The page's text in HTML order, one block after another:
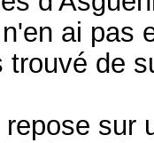
ai pas
trouvé de
sur